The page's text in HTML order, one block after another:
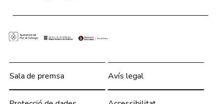
Sala de premsa Avís legal